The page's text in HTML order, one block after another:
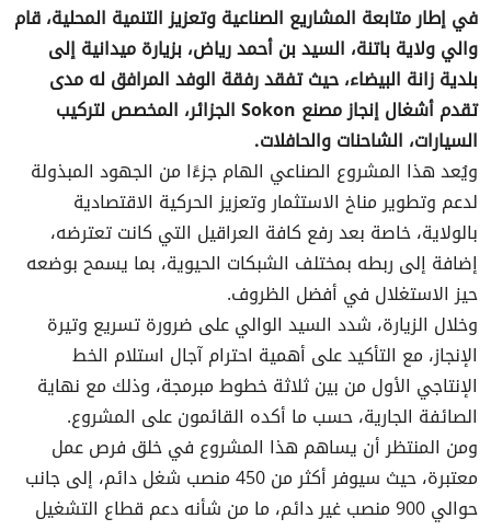
في إطار متابعة المشاريع الصناعية وتعزيز التنمية المحلية، قام
والي ولاية باتنة، السيد بن أحمد رياض، بزيارة ميدانية إلى
بلدية زانة البيضاء، حيث تفقد رفقة الوفد المرافق له مدى
تقدم أشغال إنجاز مصنع Sokon الجزائر، المخصص لتركيب
السيارات، الشاحنات والحافلات.
ويُعد هذا المشروع الصناعي الهام جزءًا من الجهود المبذولة
لدعم وتطوير مناخ الاستثمار وتعزيز الحركية الاقتصادية
بالولاية، خاصة بعد رفع كافة العراقيل التي كانت تعترضه،
إضافة إلى ربطه بمختلف الشبكات الحيوية، بما يسمح بوضعه
حيز الاستغلال في أفضل الظروف.
وخلال الزيارة، شدد السيد الوالي على ضرورة تسريع وتيرة
الإنجاز، مع التأكيد على أهمية احترام آجال استلام الخط
الإنتاجي الأول من بين ثلاثة خطوط مبرمجة، وذلك مع نهاية
الصائفة الجارية، حسب ما أكده القائمون على المشروع.
ومن المنتظر أن يساهم هذا المشروع في خلق فرص عمل
معتبرة، حيث سيوفر أكثر من 450 منصب شغل دائم، إلى جانب
حوالي 900 منصب غير دائم، ما من شأنه دعم قطاع التشغيل